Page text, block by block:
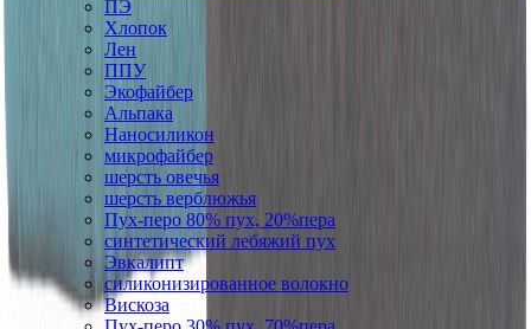
ПЭ
Хлопок
Лен
ППУ
Экофайбер
Альпака
Наносиликон
микрофайбер
шерсть овечья
шерсть верблюжья
Пух-перо 80% пух, 20%пера
синтетический лебяжий пух
Эвкалипт
силиконизированное волокно
Вискоза